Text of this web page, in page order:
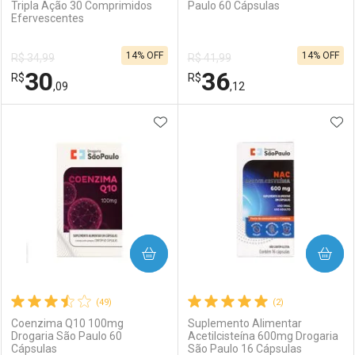
Comprar sem Desconto
Por R$ 14,87/cada
Comprar sem Desconto
Por R$ 14,87/cada
Comprar sem Desconto
Por R$ 89,09/cada
Comprar sem Desconto
Por R$ 89,09/cada
Tripla Ação 30 Comprimidos
Efervescentes
R$ 34,99
R$30,09
14% OFF
Laboratório
Por Menos
Paulo 60 Cápsulas
R$ 41,99
R$36,12
14% OFF
Laboratório
Por Menos
(49)
Coenzima Q10 100mg
Drogaria São Paulo 60
Cápsulas
ADICIONAR AOS FAVORITOS
COMPRAR
(2)
Suplemento Alimentar
Acetilcisteína 600mg Drogaria
São Paulo 16 Cápsulas
COMPRAR